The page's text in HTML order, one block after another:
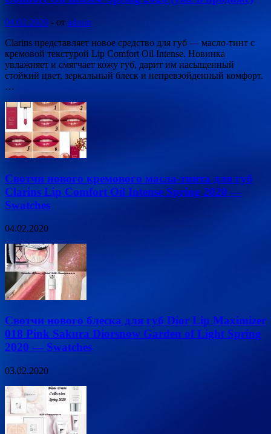
04.02.2020 - от admin
Clarins представляет новое средство для губ — масло-тинт с
кремовой текстурой Lip Сomfort Oil Intense. Новинка
увлажняет и смягчает кожу губ, дарит им насыщенный
стойкий цвет, зеркальный блеск и непревзойденный комфорт.
…
Свотчи нового кремового масла-тинта для губ
Clarins Lip Сomfort Oil Intense Spring 2020 —
Swatches
04.02.2020
Свотчи нового блеска для губ Dior Lip Maximizer
018 Pink Sakura Diorsnow Garden of Light Spring
2020 — Swatches
03.02.2020